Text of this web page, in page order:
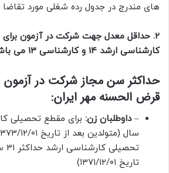
های مندرج در جدول رده شغلی مورد تقاضا
2. حداقل معدل جهت شرکت در آزمون
کارشناسی ارشد 14 و کارشناسی 13 می باشد.
حداکثر سن مجاز شرکت در
قرض الحسنه مهر ایران:
–داوطلبان زن:
تاریخ ۱۳۷۱/۱۲/۰۱)